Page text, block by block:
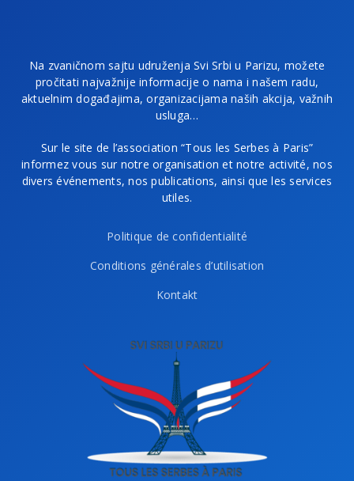
Na zvaničnom sajtu udruženja Svi Srbi u Parizu, možete
pročitati najvažnije informacije o nama i našem radu,
aktuelnim događajima, organizacijama naših akcija, važnih
usluga…
Sur le site de l’association “Tous les Serbes à Paris”
informez vous sur notre organisation et notre activité, nos
divers événements, nos publications, ainsi que les services
utiles.
Politique de confidentialité
Conditions générales d’utilisation
Kontakt